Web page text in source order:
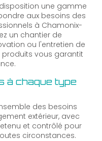
une gamme
aux besoins des
à Chamonix-
un chantier de
ou l'entretien de
vous garantit
à chaque type
des besoins
extérieur, avec
et contrôlé pour
circonstances.